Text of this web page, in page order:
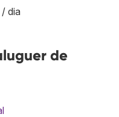
dia
de